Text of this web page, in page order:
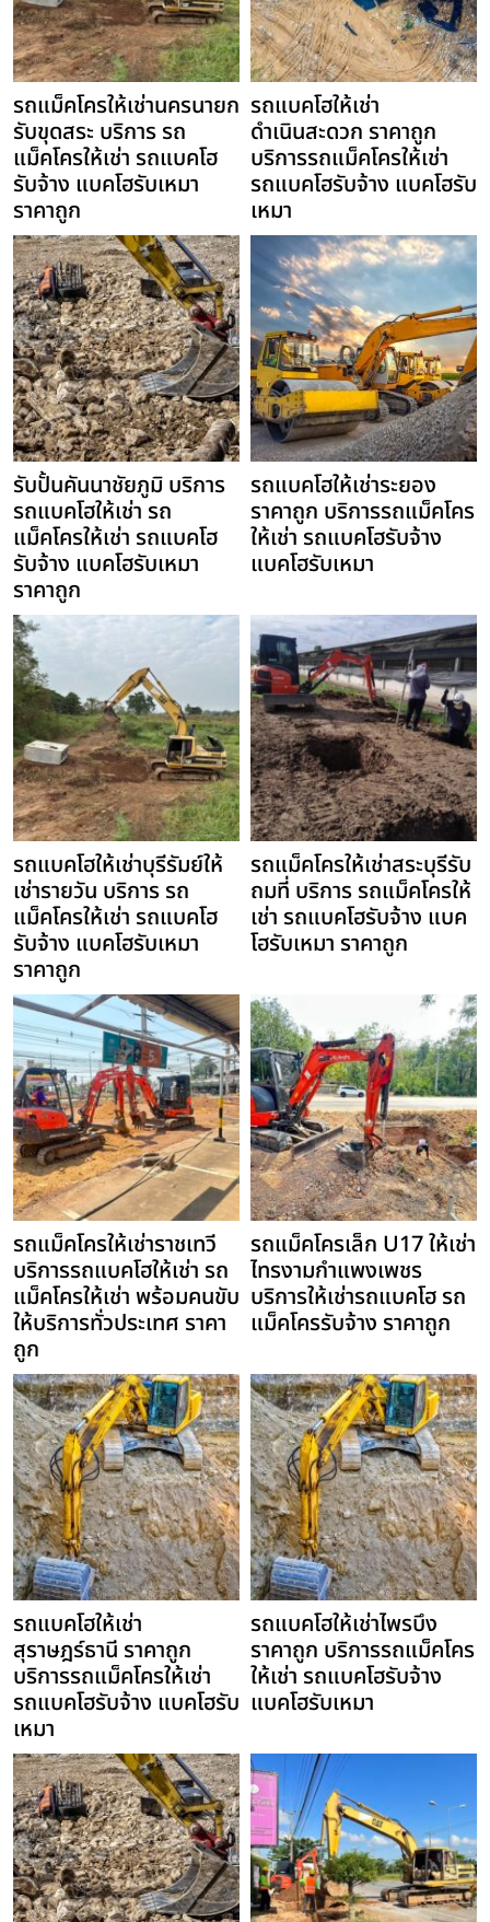
รถแม็คโครให้เช่านครนายก
รับขุดสระ บริการ รถ
แม็คโครให้เช่า รถแบคโฮ
รับจ้าง แบคโฮรับเหมา
ราคาถูก
รถแบคโฮให้เช่า
ดำเนินสะดวก ราคาถูก
บริการรถแม็คโครให้เช่า
รถแบคโฮรับจ้าง แบคโฮรับ
เหมา
รับปั้นคันนาชัยภูมิ บริการ
รถแบคโฮให้เช่า รถ
แม็คโครให้เช่า รถแบคโฮ
รับจ้าง แบคโฮรับเหมา
ราคาถูก
รถแบคโฮให้เช่าระยอง
ราคาถูก บริการรถแม็คโคร
ให้เช่า รถแบคโฮรับจ้าง
แบคโฮรับเหมา
รถแบคโฮให้เช่าบุรีรัมย์ให้
เช่ารายวัน บริการ รถ
แม็คโครให้เช่า รถแบคโฮ
รับจ้าง แบคโฮรับเหมา
ราคาถูก
รถแม็คโครให้เช่าสระบุรีรับ
ถมที่ บริการ รถแม็คโครให้
เช่า รถแบคโฮรับจ้าง แบค
โฮรับเหมา ราคาถูก
รถแม็คโครให้เช่าราชเทวี
บริการรถแบคโฮให้เช่า รถ
แม็คโครให้เช่า พร้อมคนขับ
ให้บริการทั่วประเทศ ราคา
ถูก
รถแม็คโครเล็ก U17 ให้เช่า
ไทรงามกำแพงเพชร
บริการให้เช่ารถแบคโฮ รถ
แม็คโครรับจ้าง ราคาถูก
รถแบคโฮให้เช่า
สุราษฎร์ธานี ราคาถูก
บริการรถแม็คโครให้เช่า
รถแบคโฮรับจ้าง แบคโฮรับ
เหมา
รถแบคโฮให้เช่าไพรบึง
ราคาถูก บริการรถแม็คโคร
ให้เช่า รถแบคโฮรับจ้าง
แบคโฮรับเหมา